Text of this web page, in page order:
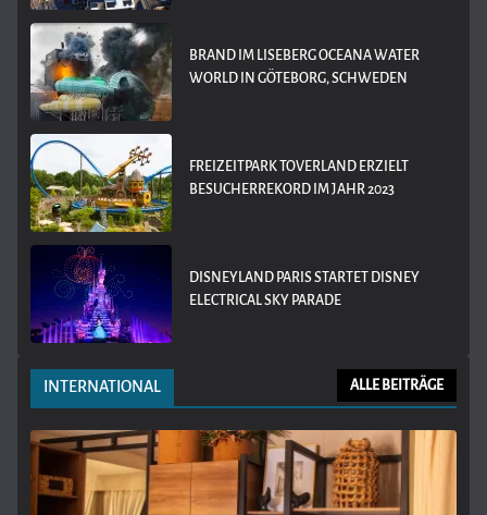
BRAND IM LISEBERG OCEANA WATER
WORLD IN GÖTEBORG, SCHWEDEN
FREIZEITPARK TOVERLAND ERZIELT
BESUCHERREKORD IM JAHR 2023
DISNEYLAND PARIS STARTET DISNEY
ELECTRICAL SKY PARADE
INTERNATIONAL ALLE BEITRÄGE